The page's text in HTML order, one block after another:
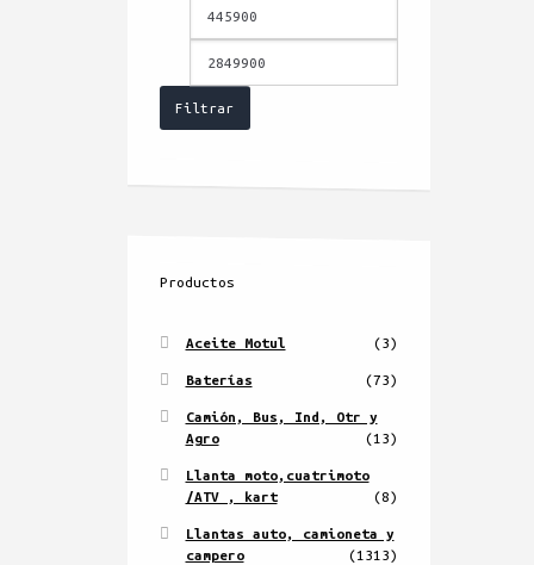
Precio
Filtrar
Productos
Aceite Motul (3)
Baterías (73)
Camión, Bus, Ind, Otr y
Agro
(13)
Llanta moto,cuatrimoto
/ATV , kart
(8)
Llantas auto, camioneta y
campero
(1313)